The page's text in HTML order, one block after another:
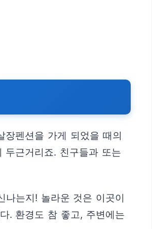
펜션을 가게 되었을 때의
근거리죠. 친구들과 또는
는지! 놀라운 것은 이곳이
. 환경도 참 좋고, 주변에는